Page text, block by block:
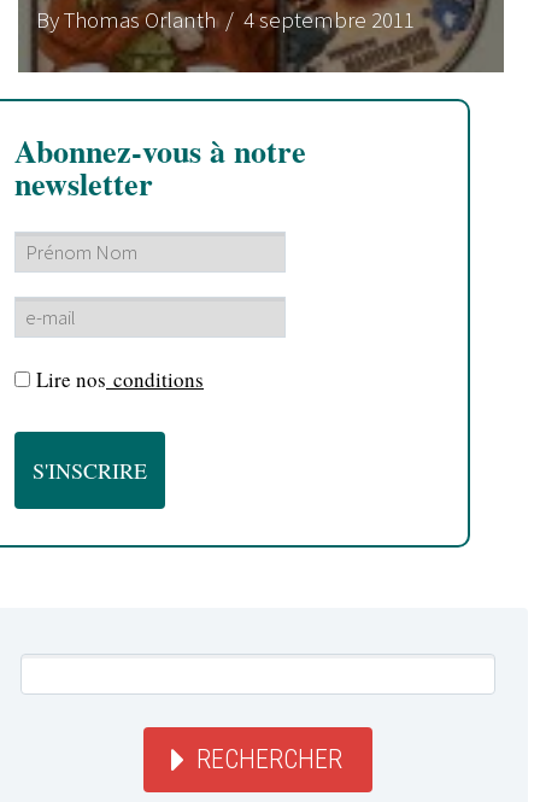
By Thomas Orlanth/ 4 septembre 2011
Abonnez-vous à notre
newsletter
Lire nos conditions
RECHERCHER